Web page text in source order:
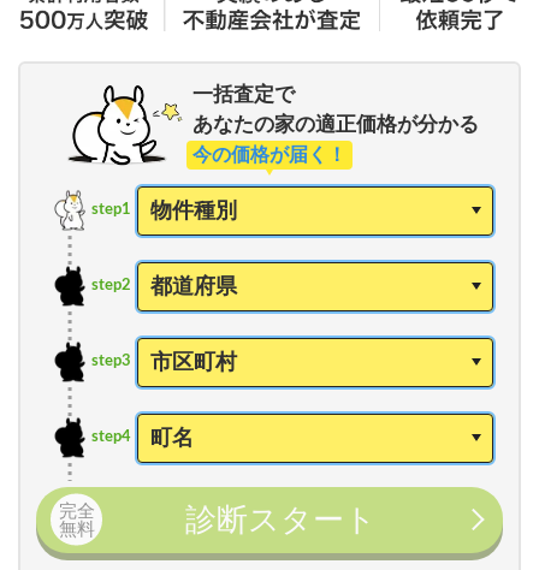
一括査定で
あなたの家の適正価格が分かる
今の価格が届く！
step1
step2
step3
step4
完全
無料
診断スタート